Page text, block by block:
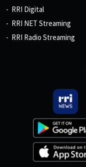
RRI Digital
RRI NET Streaming
RRI Radio Streaming